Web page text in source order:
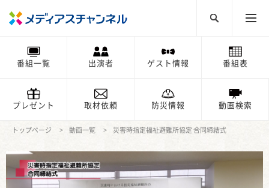
番組一覧 出演者 ゲスト情報 番組表
プレゼント 取材依頼 防災情報 動画検索
トップページ 動画一覧 災害時指定福祉避難所協定 合同締結式